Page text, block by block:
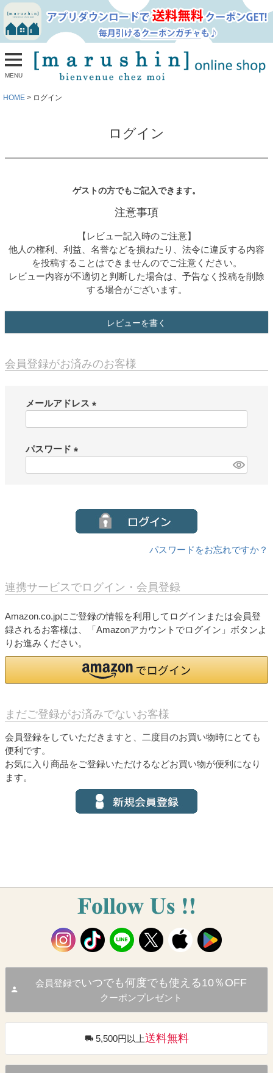
MENU
HOME ログイン
ログイン
ゲストの方でもご記入できます。
注意事項
【レビュー記入時のご注意】
他人の権利、利益、名誉などを損ねたり、法令に違反する内容
を投稿することはできませんのでご注意ください。
レビュー内容が不適切と判断した場合は、予告なく投稿を削除
する場合がございます。
レビューを書く
会員登録がお済みのお客様
メールアドレス
パスワード
パスワードをお忘れですか？
連携サービスでログイン・会員登録
Amazon.co.jpにご登録の情報を利用してログインまたは会員登
録されるお客様は、「Amazonアカウントでログイン」ボタンよ
りお進みください。
まだご登録がお済みでないお客様
会員登録をしていただきますと、二度目のお買い物時にとても
便利です。
お気に入り商品をご登録いただけるなどお買い物が便利になり
ます。
会員登録でいつでも何度でも使える10％OFF
クーポンプレゼント
5,500円以上送料無料